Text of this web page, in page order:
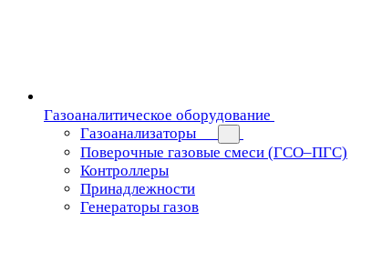
Газоаналитическое оборудование
Газоанализаторы
Поверочные газовые смеси (ГСО–ПГС)
Контроллеры
Принадлежности
Генераторы газов